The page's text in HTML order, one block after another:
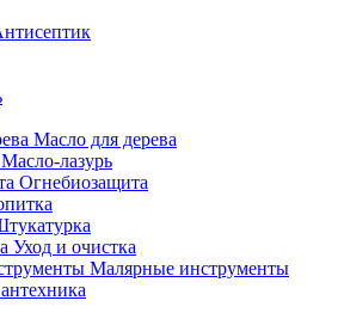
Масло для дерева
Масло-лазурь
Огнебиозащита
Уход и очистка
Малярные инструменты